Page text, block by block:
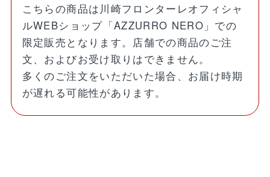
こちらの商品は川崎フロンターレオフィシャ
ルWEBショップ「AZZURRO NERO」での
限定販売となります。店舗での商品のご注
文、およびお受け取りはできません。
多くのご注文をいただいた場合、お届け時期
が遅れる可能性があります。